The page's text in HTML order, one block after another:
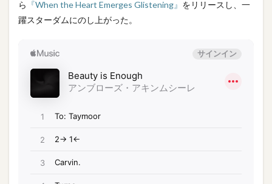
ら 『When the Heart Emerges Glistening』 をリリースし、一
躍スターダムにのし上がった。